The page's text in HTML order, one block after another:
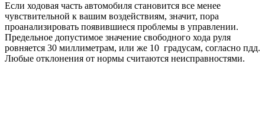
Если ходовая часть автомобиля становится все менее
чувствительной к вашим воздействиям, значит, пора
проанализировать появившиеся проблемы в управлении.
Предельное допустимое значение свободного хода руля
ровняется 30 миллиметрам, или же 10 градусам, согласно пдд.
Любые отклонения от нормы считаются неисправностями.